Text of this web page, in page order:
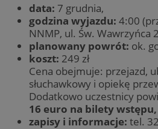
data: 7 grudnia,
godzina wyjazdu: 4:00
NNMP, ul. Św. Wawrzyńca
planowany powrót: ok.
koszt: 249 zł
Cena obejmuje: przejazd,
słuchawkowy i opiekę
Dodatkowo uczestnicy
16 euro na bilety wstępu,
zapisy i informacje: tel.